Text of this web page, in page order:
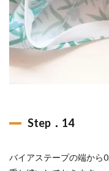
Step．14
バイアステープの端から